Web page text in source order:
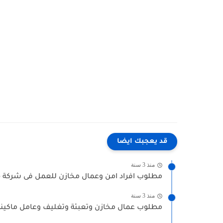
قد يعجبك ايضا
منذ 3 سنة
مطلوب افراد امن وعمال مخازن للعمل فى
منذ 3 سنة
مطلوب عمال مخازن وتعبئة وتغليف وعامل